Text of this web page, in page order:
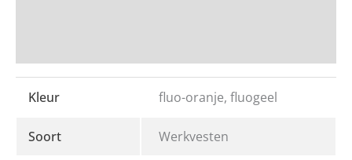
Kleur fluo-oranje, fluogeel
Soort Werkvesten